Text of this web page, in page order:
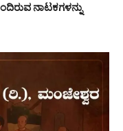
ನಾಟಕಗಳನ್ನು